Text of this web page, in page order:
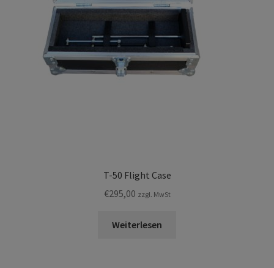
T-50 Flight Case
€295,00 zzgl. MwSt
Weiterlesen